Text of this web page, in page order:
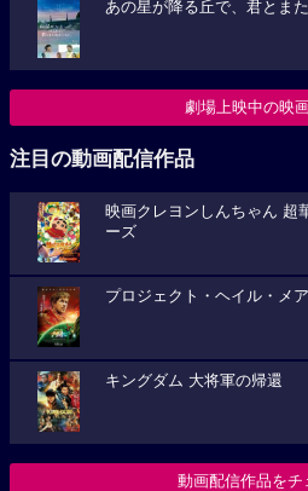
あの星が降る丘で、君とま
劇場上映中の映
注目の動画配信作品
映画クレヨンしんちゃん 超
ーズ
プロジェクト・ヘイル・メ
キングダム 大将軍の帰還
動画配信作品をチ